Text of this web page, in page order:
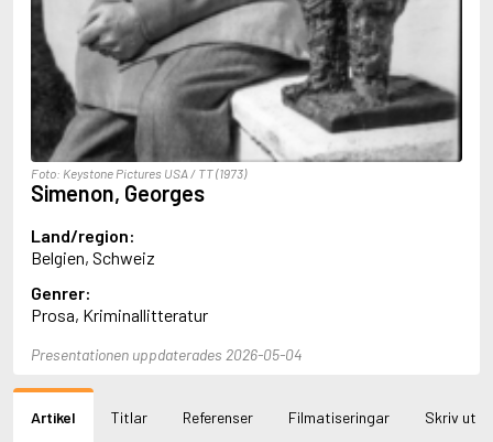
Achebe, Chinua
Achmatova, Anna
Aciman, André
Ackebo, Lena
Acker, Kathy
Ackroyd, Peter
Adam de la Halle
Adamov, Arthur
Adams, Douglas
Adams, Herbert
Adams, Jane
Adams, Richard
Adbåge, Lisen
Adelborg, Ottilia
Adiga, Aravind
Adler-Olsen, Jussi
Adlerbeth, Gudmund Jöran
Adnan, Etel
Foto: Keystone Pictures USA / TT (1973)
Simenon, Georges
Land/region:
Belgien, Schweiz
Genrer:
Prosa, Kriminallitteratur
Presentationen uppdaterades 2026-05-04
Artikel Titlar Referenser Filmatiseringar Skriv ut